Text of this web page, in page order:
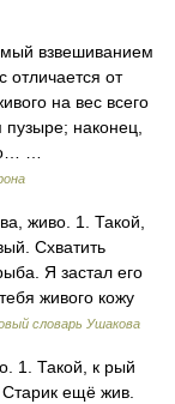
взвешиванием
отличается от
на вес всего
наконец,
…
живо. 1. Такой,
Схватить
Я застал его
живого кожу
словарь Ушакова
1. Такой, к рый
ещё жив.